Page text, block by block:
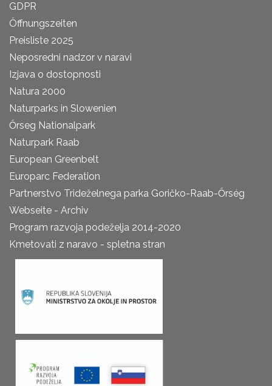
GDPR
Öffnungszeiten
Preisliste 2025
Neposredni nadzor v naravi
Izjava o dostopnosti
Natura 2000
Naturparks in Slowenien
Őrseg Nationalpark
Naturpark Raab
European Greenbelt
Europarc Federation
Partnerstvo Trideželnega parka Goričko-Raab-Őrség
Webseite - Archiv
Program razvoja podeželja 2014-2020
Kmetovati z naravo - spletna stran